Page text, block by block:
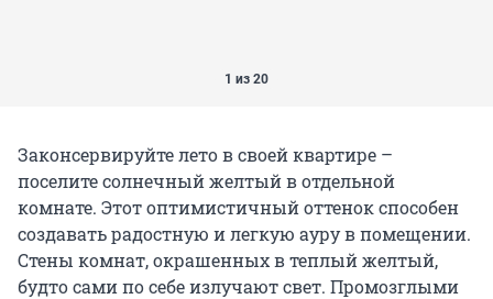
1 из 20
Законсервируйте лето в своей квартире –
поселите солнечный желтый в отдельной
комнате. Этот оптимистичный оттенок способен
создавать радостную и легкую ауру в помещении.
Стены комнат, окрашенных в теплый желтый,
будто сами по себе излучают свет. Промозглыми